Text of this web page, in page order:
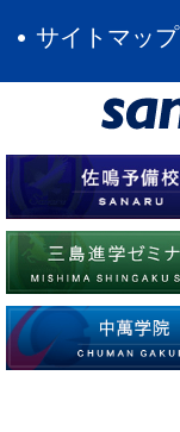
サイトマップ